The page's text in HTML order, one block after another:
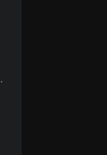
Триллер